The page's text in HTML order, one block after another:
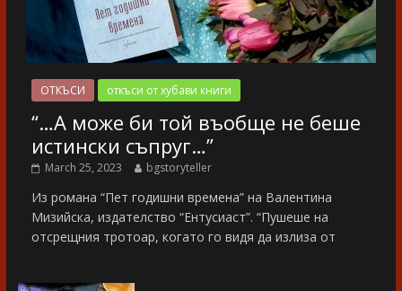
ОТКЪСИ откъси от хубави книги
“…А може би той въобще не беше
истински съпруг…”
March 25, 2023 bgstoryteller
Из романа “Пет годишни времена” на Валентина
Мизийска, издателство “Ентусиаст”. “Пушеше на
отсрещния тротоар, когато го видя да излиза от